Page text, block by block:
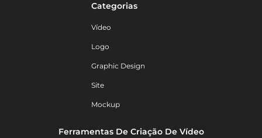
Categorias
Vídeo
Logo
Graphic Design
Site
Mockup
Ferramentas De Criação De Vídeo